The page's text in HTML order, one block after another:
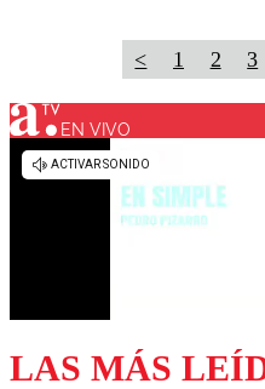
< 1 2 3
EN VIVO
LAS MÁS